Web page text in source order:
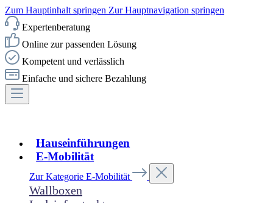
Zum Hauptinhalt springen Zur Hauptnavigation springen
Expertenberatung
Online zur passenden Lösung
Kompetent und verlässlich
Einfache und sichere Bezahlung
Hauseinführungen
E-Mobilität
Zur Kategorie E-Mobilität
Wallboxen